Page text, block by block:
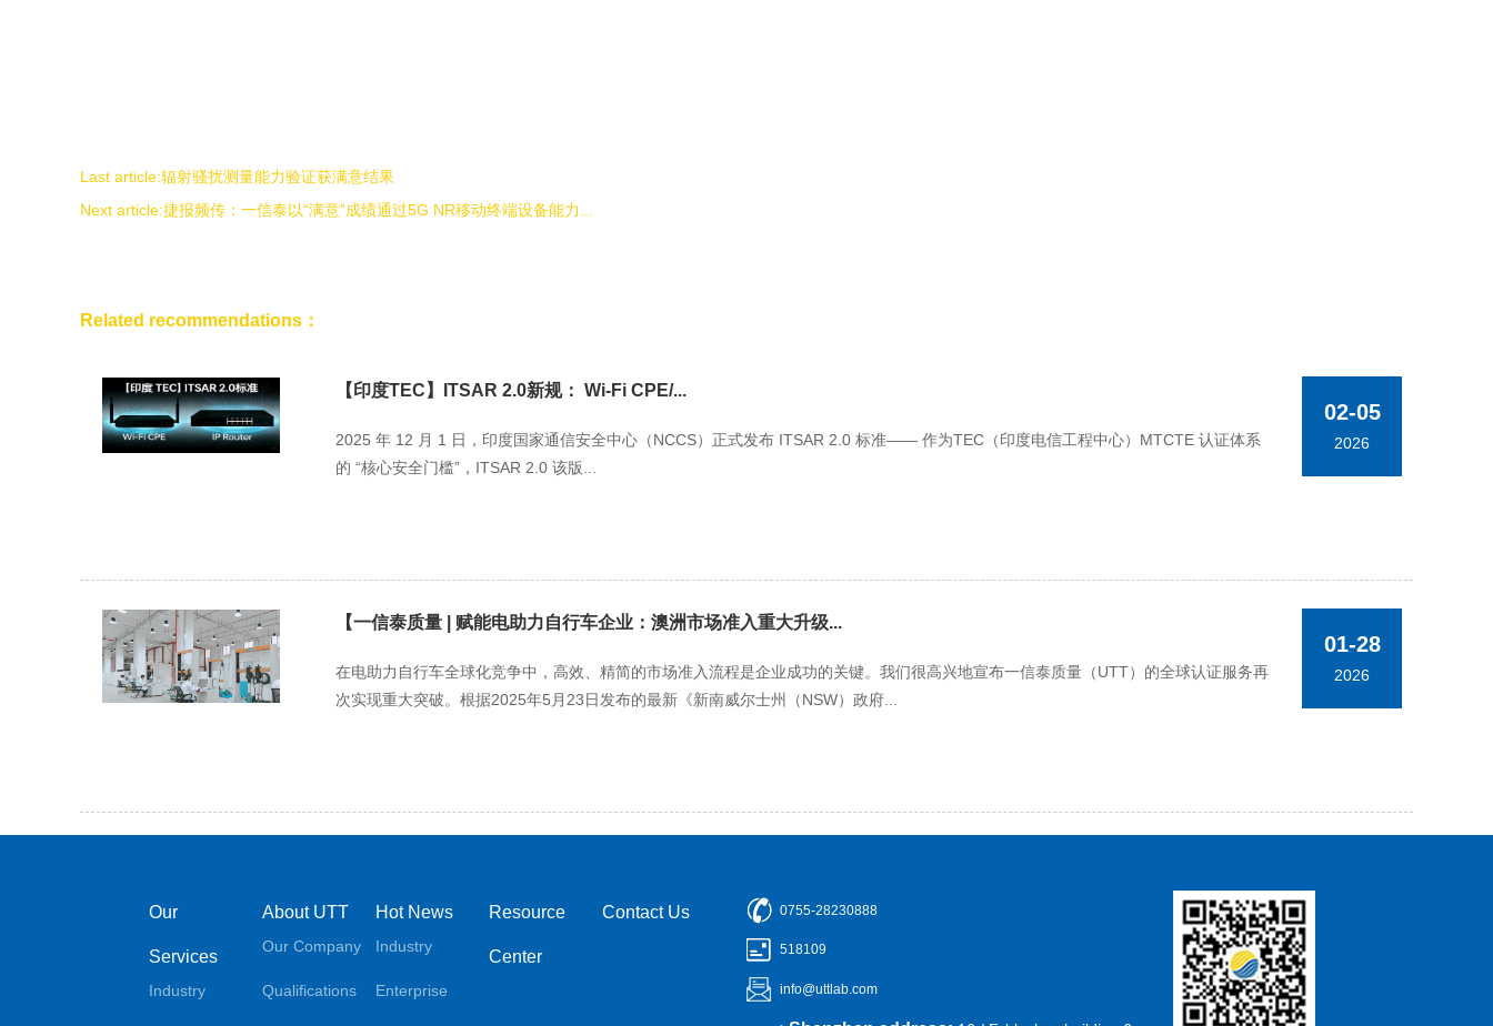
Last article:辐射骚扰测量能力验证获满意结果
Next article:捷报频传：一信泰以“满意”成绩通过5G NR移动终端设备能力...
Related recommendations：
【印度TEC】ITSAR 2.0新规： Wi-Fi CPE/...
2025 年 12 月 1 日，印度国家通信安全中心（NCCS）正式发布 ITSAR 2.0 标准—— 作为TEC（印度电信工程中心）MTCTE 认证体系
的 “核心安全门槛”，ITSAR 2.0 该版...
02-05
2026
【一信泰质量 | 赋能电助力自行车企业：澳洲市场准入重大升级...
在电助力自行车全球化竞争中，高效、精简的市场准入流程是企业成功的关键。我们很高兴地宣布一信泰质量（UTT）的全球认证服务再
次实现重大突破。根据2025年5月23日发布的最新《新南威尔士州（NSW）政府...
01-28
2026
Our
Services
Industry
About UTT
Our Company
Qualifications
Hot News
Industry
Enterprise
Resource
Center
Contact Us 0755-28230888
518109
info@uttlab.com